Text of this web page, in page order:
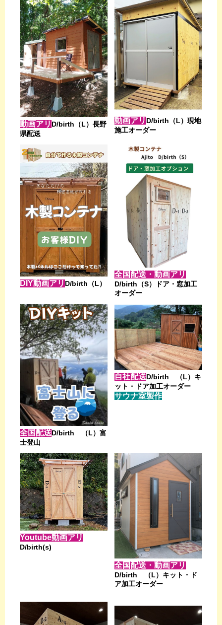
動画アリ D/birth（L）長野
県配送
動画アリ D/birth（L）現地
施工オーダー
DIY動画アリ D/birth（L）
全国配送・動画アリ
D/birth（S）ドア・窓加工
オーダー
全国配送D/birth （L）富
士登山
自社配送D/birth （L）キ
ット・ドア加工オーダー
サウナ室製作
Youtube動画アリ
D/birth(s)
全国配送・動画アリ
D/birth （L）キット・ド
ア加工オーダー